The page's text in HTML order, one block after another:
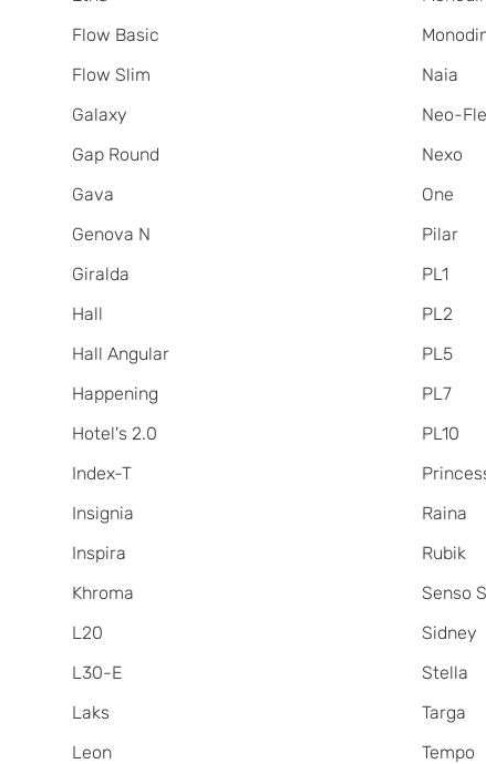
Flow Basic
Flow Slim
Galaxy
Gap Round
Gava
Genova N
Giralda
Hall
Hall Angular
Happening
Hotel's 2.0
Index-T
Insignia
Inspira
Khroma
L20
L30-E
Laks
Leon
Naia
Neo-
Nexo
One
Pilar
PL1
PL2
PL5
PL7
PL10
Raina
Rubik
Senso
Sidney
Stella
Targa
Tempo